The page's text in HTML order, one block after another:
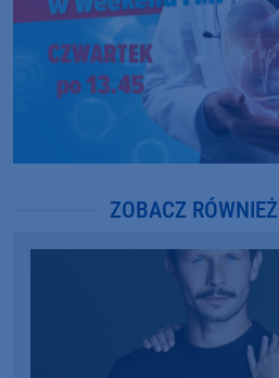
ZOBACZ RÓWNIEŻ